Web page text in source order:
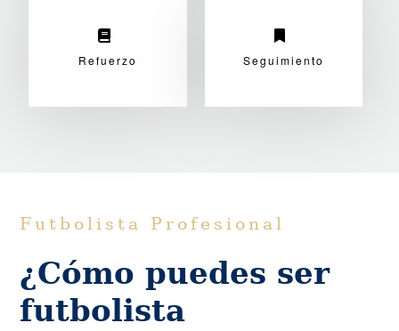
Refuerzo Seguimiento
Futbolista Profesional
¿Cómo puedes ser
futbolista